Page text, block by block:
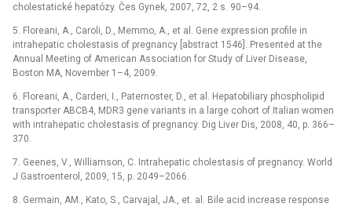
cholestatické hepatózy. Čes Gynek, 2007, 72, 2 s. 90–94.
5. Floreani, A., Caroli, D., Memmo, A., et al. Gene expression profile in
intrahepatic cholestasis of pregnancy [abstract 1546]. Presented at the
Annual Meeting of American Association for Study of Liver Disease,
Boston MA, November 1–4, 2009.
6. Floreani, A., Carderi, I., Paternoster, D., et al. Hepatobiliary phospholipid
transporter ABCB4, MDR3 gene variants in a large cohort of Italian women
with intrahepatic cholestasis of pregnancy. Dig Liver Dis, 2008, 40, p. 366–
370.
7. Geenes, V., Williamson, C. Intrahepatic cholestasis of pregnancy. World
J Gastroenterol, 2009, 15, p. 2049–2066.
8. Germain, AM., Kato, S., Carvajal, JA., et. al. Bile acid increase response